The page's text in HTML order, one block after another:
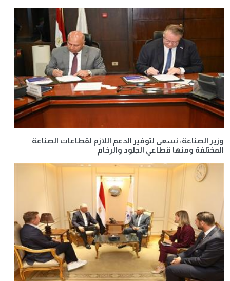
وزير الصناعة: نسعى لتوفير الدعم اللازم لقطاعات الصناعة
المختلفة ومنها قطاعي الجلود والرخام